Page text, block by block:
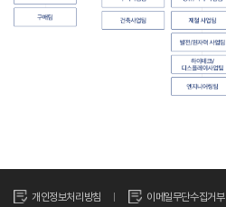
개인정보처리방침 이메일무단수집거부